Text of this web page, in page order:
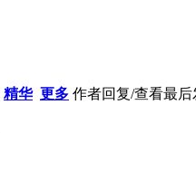
精华 更多 作者回复/查看最后